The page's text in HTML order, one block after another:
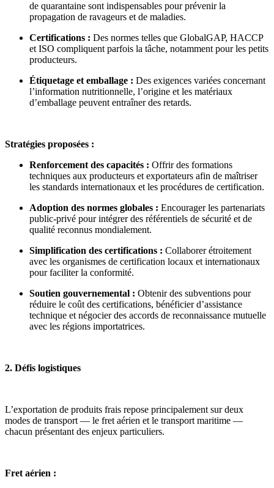
de quarantaine sont indispensables pour prévenir la
propagation de ravageurs et de maladies.
Certifications : Des normes telles que GlobalGAP, HACCP
et ISO compliquent parfois la tâche, notamment pour les petits
producteurs.
Étiquetage et emballage : Des exigences variées concernant
l’information nutritionnelle, l’origine et les matériaux
d’emballage peuvent entraîner des retards.
Stratégies proposées :
Renforcement des capacités : Offrir des formations
techniques aux producteurs et exportateurs afin de maîtriser
les standards internationaux et les procédures de certification.
Adoption des normes globales : Encourager les partenariats
public-privé pour intégrer des référentiels de sécurité et de
qualité reconnus mondialement.
Simplification des certifications : Collaborer étroitement
avec les organismes de certification locaux et internationaux
pour faciliter la conformité.
Soutien gouvernemental : Obtenir des subventions pour
réduire le coût des certifications, bénéficier d’assistance
technique et négocier des accords de reconnaissance mutuelle
avec les régions importatrices.
2. Défis logistiques
L’exportation de produits frais repose principalement sur deux
modes de transport — le fret aérien et le transport maritime —
chacun présentant des enjeux particuliers.
Fret aérien :